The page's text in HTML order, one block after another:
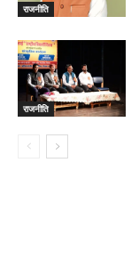
राजनीति
राजनीति